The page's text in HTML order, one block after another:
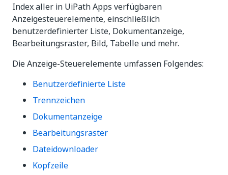
Index aller in UiPath Apps verfügbaren
Anzeigesteuerelemente, einschließlich
benutzerdefinierter Liste, Dokumentanzeige,
Bearbeitungsraster, Bild, Tabelle und mehr.
Die Anzeige-Steuerelemente umfassen Folgendes:
Benutzerdefinierte Liste
Trennzeichen
Dokumentanzeige
Bearbeitungsraster
Dateidownloader
Kopfzeile